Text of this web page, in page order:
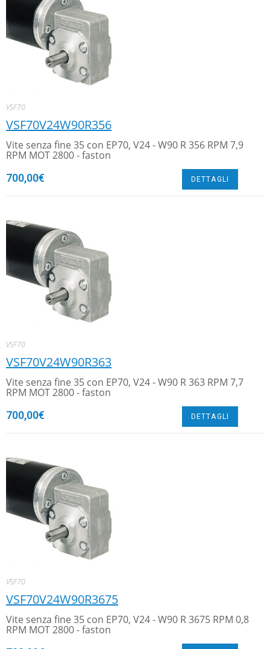
VSF70
VSF70V24W90R356
Vite senza fine 35 con EP70, V24 - W90 R 356 RPM 7,9
RPM MOT 2800 - faston
700,00€ DETTAGLI
VSF70
VSF70V24W90R363
Vite senza fine 35 con EP70, V24 - W90 R 363 RPM 7,7
RPM MOT 2800 - faston
700,00€ DETTAGLI
VSF70
VSF70V24W90R3675
Vite senza fine 35 con EP70, V24 - W90 R 3675 RPM 0,8
RPM MOT 2800 - faston